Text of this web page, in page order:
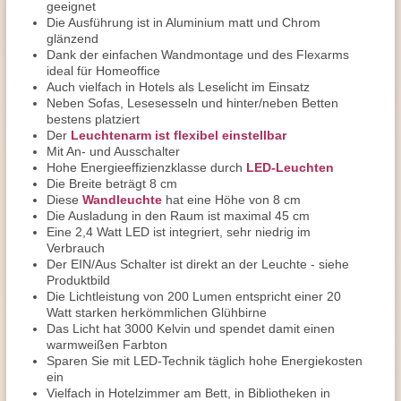
geeignet
Die Ausführung ist in Aluminium matt und Chrom
glänzend
Dank der einfachen Wandmontage und des Flexarms
ideal für Homeoffice
Auch vielfach in Hotels als Leselicht im Einsatz
Neben Sofas, Lesesesseln und hinter/neben Betten
bestens platziert
Der Leuchtenarm ist flexibel einstellbar
Mit An- und Ausschalter
Hohe Energieeffizienzklasse durch LED-Leuchten
Die Breite beträgt 8 cm
Diese Wandleuchte hat eine Höhe von 8 cm
Die Ausladung in den Raum ist maximal 45 cm
Eine 2,4 Watt LED ist integriert, sehr niedrig im
Verbrauch
Der EIN/Aus Schalter ist direkt an der Leuchte - siehe
Produktbild
Die Lichtleistung von 200 Lumen entspricht einer 20
Watt starken herkömmlichen Glühbirne
Das Licht hat 3000 Kelvin und spendet damit einen
warmweißen Farbton
Sparen Sie mit LED-Technik täglich hohe Energiekosten
ein
Vielfach in Hotelzimmer am Bett, in Bibliotheken in